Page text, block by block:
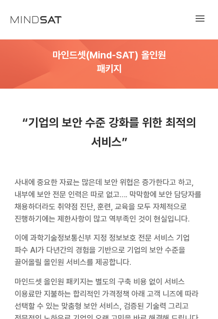
마인드셋(Mind-SAT) 올인원
패키지
“기업의 보안 수준 강화를 위한 최적의
서비스”
사내에 중요한 자료는 많은데 보안 위협은 증가한다고 하고,
내부에 보안 전문 인력은 따로 없고…. 막막함에 보안 담당자를
채용하더라도 취약점 진단, 훈련, 교육을 모두 자체적으로
진행하기에는 제한사항이 많고 역부족인 것이 현실입니다.
이에 과학기술정보통신부 지정 정보보호 전문 서비스 기업
파수 AI가 다년간의 경험을 기반으로 기업의 보안 수준을
끌어올릴 올인원 서비스를 제공합니다.
마인드셋 올인원 패키지는 별도의 구축 비용 없이 서비스
이용료만 지불하는 합리적인 가격정책 아래 고객 니즈에 따라
선택할 수 있는 맞춤형 보안 서비스, 검증된 기술력 그리고